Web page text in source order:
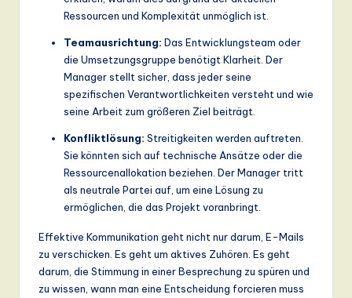
Ressourcen und Komplexität unmöglich ist.
Teamausrichtung: Das Entwicklungsteam oder
die Umsetzungsgruppe benötigt Klarheit. Der
Manager stellt sicher, dass jeder seine
spezifischen Verantwortlichkeiten versteht und wie
seine Arbeit zum größeren Ziel beiträgt.
Konfliktlösung: Streitigkeiten werden auftreten.
Sie könnten sich auf technische Ansätze oder die
Ressourcenallokation beziehen. Der Manager tritt
als neutrale Partei auf, um eine Lösung zu
ermöglichen, die das Projekt voranbringt.
Effektive Kommunikation geht nicht nur darum, E-Mails
zu verschicken. Es geht um aktives Zuhören. Es geht
darum, die Stimmung in einer Besprechung zu spüren und
zu wissen, wann man eine Entscheidung forcieren muss